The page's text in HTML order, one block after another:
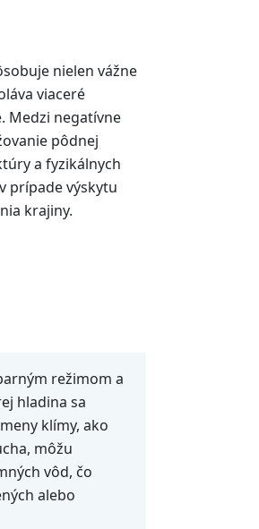
nielen vážne
viaceré
Medzi negatívne
pôdnej
a fyzikálnych
prípade výskytu
krajiny.
režimom a
hladina sa
klímy, ako
môžu
vôd, čo
alebo